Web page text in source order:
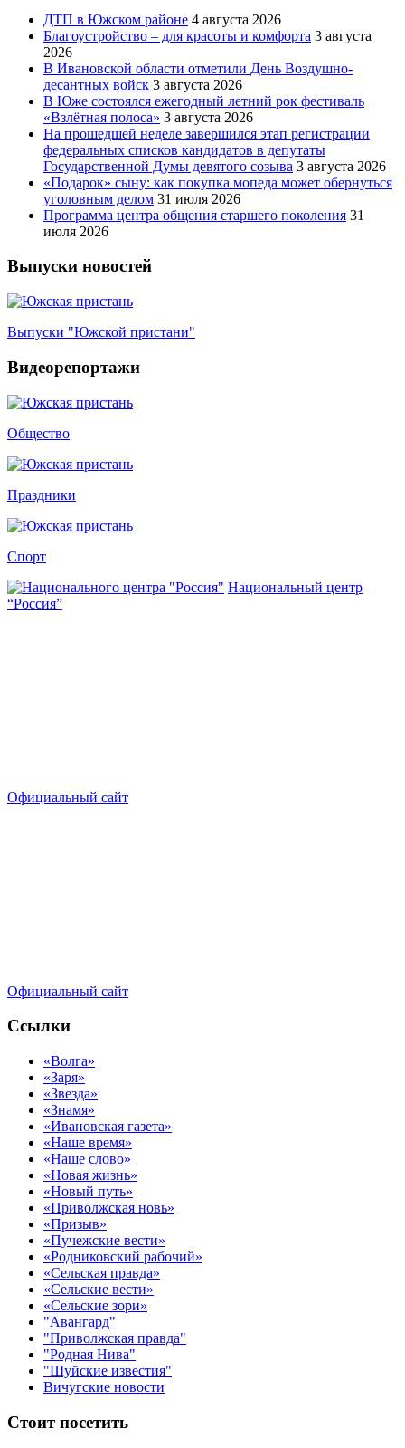
ДТП в Южском районе 4 августа 2026
Благоустройство – для красоты и комфорта 3 августа
2026
В Ивановской области отметили День Воздушно-
десантных войск 3 августа 2026
В Юже состоялся ежегодный летний рок фестиваль
«Взлётная полоса» 3 августа 2026
На прошедшей неделе завершился этап регистрации
федеральных списков кандидатов в депутаты
Государственной Думы девятого созыва 3 августа 2026
«Подарок» сыну: как покупка мопеда может обернуться
уголовным делом 31 июля 2026
Программа центра общения старшего поколения 31
июля 2026
Выпуски новостей
Выпуски "Южской пристани"
Видеорепортажи
Общество
Праздники
Спорт
Национальный центр
“Россия”
Официальный сайт
Официальный сайт
Ссылки
«Волга»
«Заря»
«Звезда»
«Знамя»
«Ивановская газета»
«Наше время»
«Наше слово»
«Новая жизнь»
«Новый путь»
«Приволжская новь»
«Призыв»
«Пучежские вести»
«Родниковский рабочий»
«Сельская правда»
«Сельские вести»
«Сельские зори»
"Авангард"
"Приволжская правда"
"Родная Нива"
"Шуйские известия"
Вичугские новости
Стоит посетить